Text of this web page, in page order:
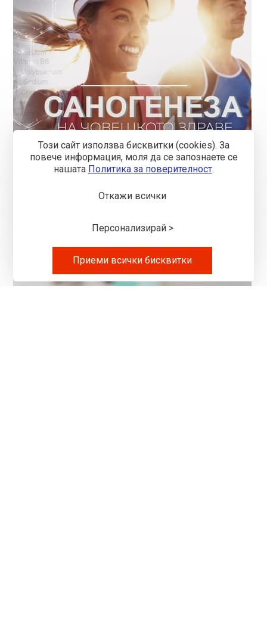
За таз цел ние непрекъсното се учим , за да можем
след това да споделяме с вас полезна и НАУЧНА
Този сайт използва бисквитки (cookies). За
повече информация, моля да се запознаете се
нашaтa Политика за поверителност.
Откажи всички
Персонализирай >
Приеми всички бисквитки